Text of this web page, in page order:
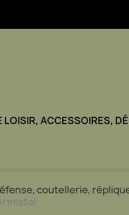
LOISIR, ACCESSOIRES,
coutellerie,